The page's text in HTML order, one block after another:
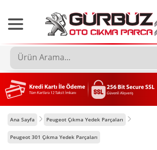
Ana Sayfa Peugeot Çıkma Yedek Parçaları
Peugeot 301 Çıkma Yedek Parçaları